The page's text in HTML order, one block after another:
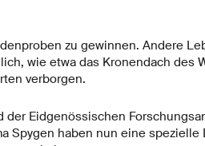
zu gewinnen. Andere
wie etwa das Kronendach des
verborgen.
der Eidgenössischen
Spygen haben nun eine